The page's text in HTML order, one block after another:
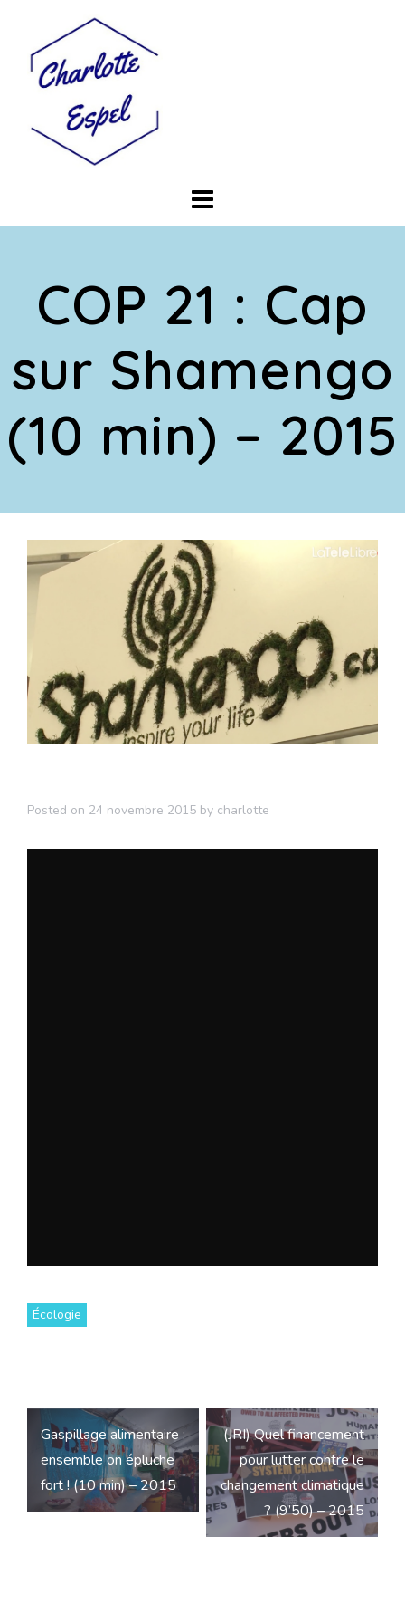
content
COP 21 : Cap
sur Shamengo
(10 min) – 2015
Posted on 24 novembre 2015 by charlotte
Écologie
Navigation
de
l’article
Gaspillage alimentaire :
ensemble on épluche
fort ! (10 min) – 2015
(JRI) Quel financement
pour lutter contre le
changement climatique
? (9’50) – 2015